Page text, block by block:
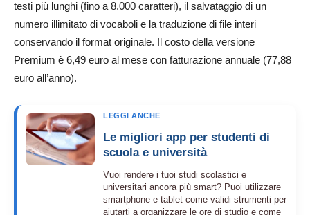
testi più lunghi (fino a 8.000 caratteri), il salvataggio di un
numero illimitato di vocaboli e la traduzione di file interi
conservando il format originale. Il costo della versione
Premium è 6,49 euro al mese con fatturazione annuale (77,88
euro all’anno).
LEGGI ANCHE
Le migliori app per studenti di
scuola e università
Vuoi rendere i tuoi studi scolastici e
universitari ancora più smart? Puoi utilizzare
smartphone e tablet come validi strumenti per
aiutarti a organizzare le ore di studio e come